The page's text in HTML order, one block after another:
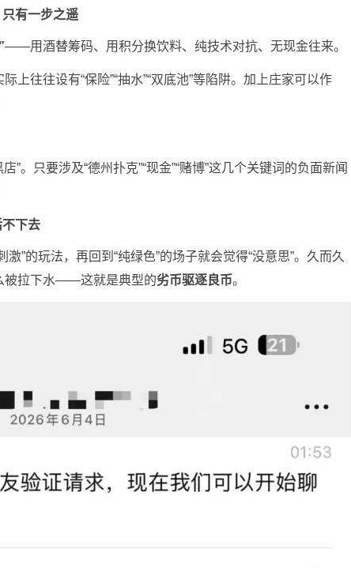
有一步之遥
——用酒替筹码、用积分换饮料、纯技术对抗、无现金往来。
上往往设有“保险”“抽水”“双底池”等陷阱。加上庄家可以作
”。只要涉及“德州扑克”“现金”“赌博”这几个关键词的负面新闻
下去
”的玩法，再回到“纯绿色”的场子就会觉得“没意思”。久而久
被拉下水——这就是典型的劣币驱逐良币。